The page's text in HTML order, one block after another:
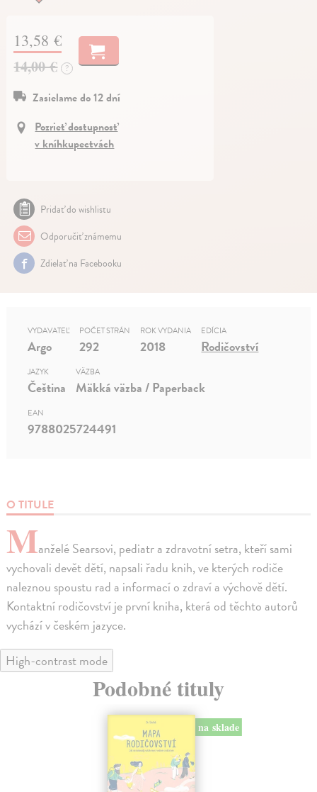
13,58 €
14,00 € ?
Zasielame do 12 dní
Pozrieť dostupnosť
v kníhkupectvách
Pridať do wishlistu
Odporučiť známemu
Zdielať na Facebooku
O TITULE
Manželé Searsovi, pediatr a zdravotní setra, kteří sami
vychovali devět dětí, napsali řadu knih, ve kterých rodiče
naleznou spoustu rad a informací o zdraví a výchově dětí.
Kontaktní rodičovství je první kniha, která od těchto autorů
vychází v českém jazyce.
VYDAVATEĽ
Argo
POČET STRÁN
292
ROK VYDANIA
2018
EDÍCIA
Rodičovství
JAZYK
Čeština
VÄZBA
Mäkká väzba / Paperback
EAN
9788025724491
High-contrast mode
Podobné tituly
na sklade